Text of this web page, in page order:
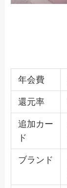
年会費
還元率
追加カー
ド
ブランド